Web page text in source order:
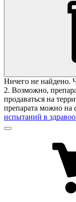
Ничего не найдено.
2. Возможно,
продаваться на
препарата можно на
испытаний в